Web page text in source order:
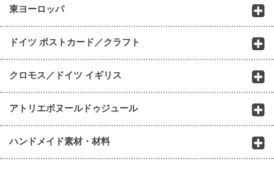
東ヨーロッパ
ドイツ ポストカード／クラフト
クロモス／ドイツ イギリス
アトリエボヌールドゥジュール
ハンドメイド素材・材料